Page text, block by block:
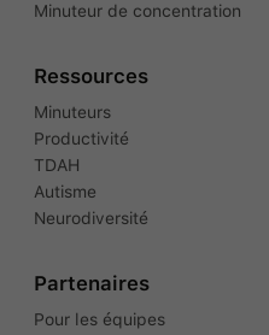
Minuteur de concentration
Ressources
Minuteurs
Productivité
TDAH
Autisme
Neurodiversité
Partenaires
Pour les équipes